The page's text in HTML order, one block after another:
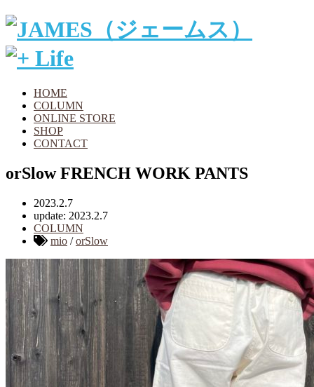
HOME
COLUMN
ONLINE STORE
SHOP
CONTACT
orSlow FRENCH WORK PANTS
2023.2.7
update: 2023.2.7
COLUMN
mio /orSlow